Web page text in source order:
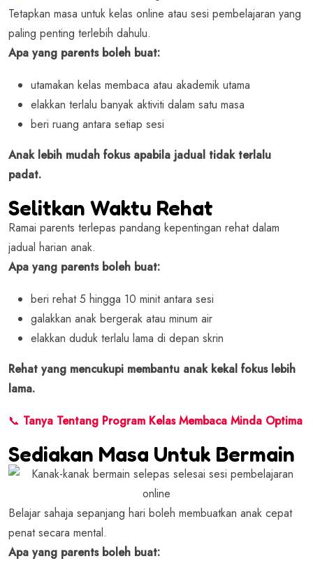
Tetapkan masa untuk kelas online atau sesi pembelajaran yang
paling penting terlebih dahulu.
Apa yang parents boleh buat:
utamakan kelas membaca atau akademik utama
elakkan terlalu banyak aktiviti dalam satu masa
beri ruang antara setiap sesi
Anak lebih mudah fokus apabila jadual tidak terlalu
padat.
Selitkan Waktu Rehat
Ramai parents terlepas pandang kepentingan rehat dalam
jadual harian anak.
Apa yang parents boleh buat:
beri rehat 5 hingga 10 minit antara sesi
galakkan anak bergerak atau minum air
elakkan duduk terlalu lama di depan skrin
Rehat yang mencukupi membantu anak kekal fokus lebih
lama.
📞 Tanya Tentang Program Kelas Membaca Minda Optima
Sediakan Masa Untuk Bermain
Belajar sahaja sepanjang hari boleh membuatkan anak cepat
penat secara mental.
Apa yang parents boleh buat: